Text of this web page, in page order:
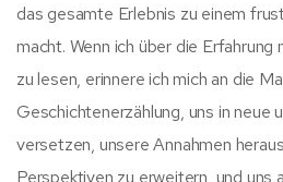
das gesamte Erlebnis zu einem
macht. Wenn ich über die Erfahrung
zu lesen, erinnere ich mich an die
Geschichtenerzählung, uns in neue
versetzen, unsere Annahmen
Perspektiven zu erweitern, und uns